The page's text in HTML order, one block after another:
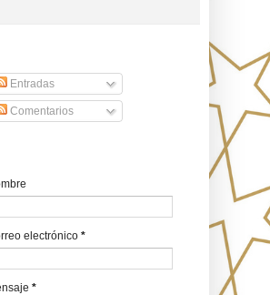
Entradas
Comentarios
electrónico *
*